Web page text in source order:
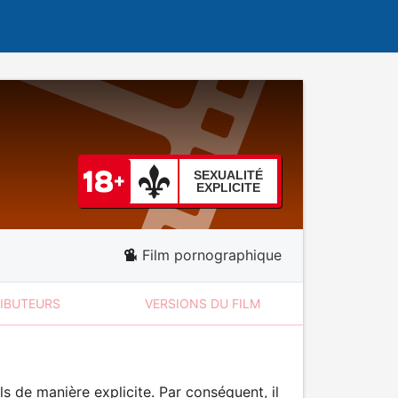
SEXUALITÉ
EXPLICITE
Film pornographique
VERSIONS DU FILM
de manière explicite. Par conséquent, il